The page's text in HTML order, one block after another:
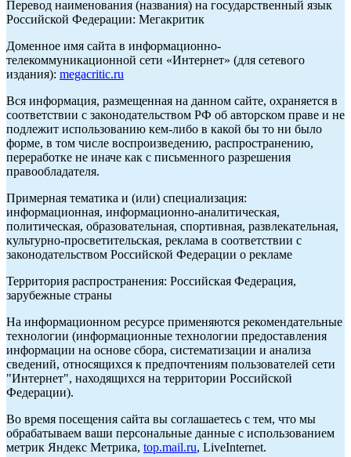
Перевод наименования (названия) на государственный язык
Российской Федерации: Мегакритик
Доменное имя сайта в информационно-
телекоммуникационной сети «Интернет» (для сетевого
издания): megacritic.ru
Вся информация, размещенная на данном сайте, охраняется в
соответствии с законодательством РФ об авторском праве и не
подлежит использованию кем-либо в какой бы то ни было
форме, в том числе воспроизведению, распространению,
переработке не иначе как с письменного разрешения
правообладателя.
Примерная тематика и (или) специализация:
информационная, информационно-аналитическая,
политическая, образовательная, спортивная, развлекательная,
культурно-просветительская, реклама в соответствии с
законодательством Российской Федерации о рекламе
Территория распространения: Российская Федерация,
зарубежные страны
На информационном ресурсе применяются рекомендательные
технологии (информационные технологии предоставления
информации на основе сбора, систематизации и анализа
сведений, относящихся к предпочтениям пользователей сети
"Интернет", находящихся на территории Российской
Федерации).
Во время посещения сайта вы соглашаетесь с тем, что мы
обрабатываем ваши персональные данные с использованием
метрик Яндекс Метрика, top.mail.ru, LiveInternet.